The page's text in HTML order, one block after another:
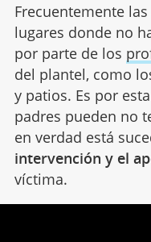
Frecuentemente
lugares donde no
por parte de los
del plantel, como
y patios. Es por
padres pueden no
en verdad está
intervención y el
víctima.